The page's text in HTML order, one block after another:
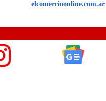
elcomercioonline.com.ar